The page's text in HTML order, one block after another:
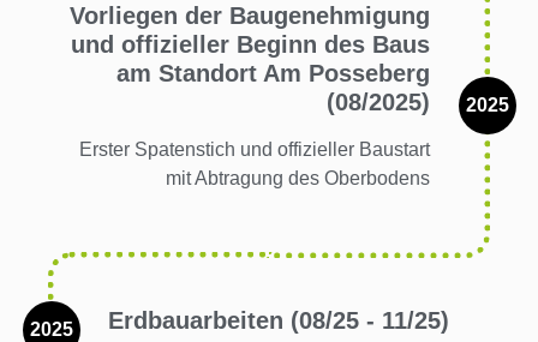
2025
Vorliegen der Baugenehmigung
und offizieller Beginn des Baus
am Standort Am Posseberg
(08/2025)
Erster Spatenstich und offizieller Baustart
mit Abtragung des Oberbodens
2025 Erdbauarbeiten (08/25 - 11/25)